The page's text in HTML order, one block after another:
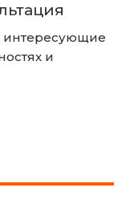
интересующие
и